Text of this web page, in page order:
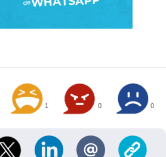
1 0 0